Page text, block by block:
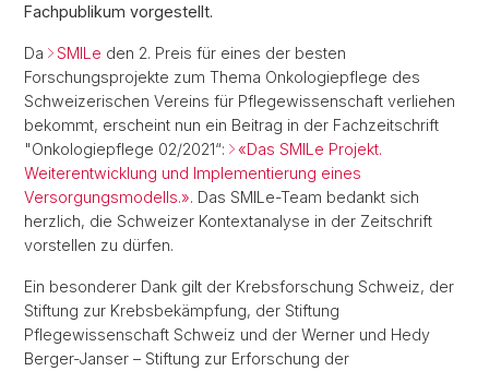
Fachpublikum vorgestellt.
Da SMILe den 2. Preis für eines der besten
Forschungsprojekte zum Thema Onkologiepflege des
Schweizerischen Vereins für Pflegewissenschaft verliehen
bekommt, erscheint nun ein Beitrag in der Fachzeitschrift
"Onkologiepflege 02/2021“:
«Das SMILe Projekt.
Weiterentwicklung und Implementierung eines
Versorgungsmodells.». Das SMILe-Team bedankt sich
herzlich, die Schweizer Kontextanalyse in der Zeitschrift
vorstellen zu dürfen.
Ein besonderer Dank gilt der Krebsforschung Schweiz, der
Stiftung zur Krebsbekämpfung, der Stiftung
Pflegewissenschaft Schweiz und der Werner und Hedy
Berger-Janser – Stiftung zur Erforschung der